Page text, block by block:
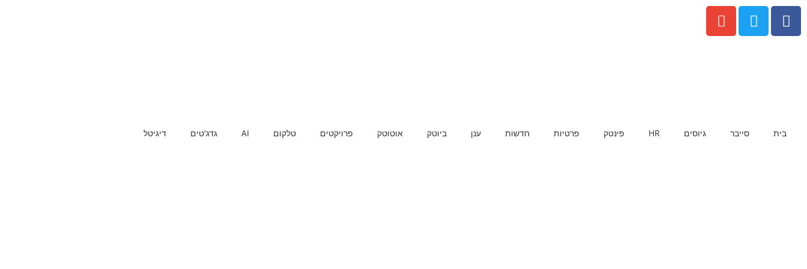
בית סייבר גיוסים HR פינטק פרטיות חדשות ענן ביוטק אוטוטק פרויקטים טלקום AI גדג'טים דיגיטל